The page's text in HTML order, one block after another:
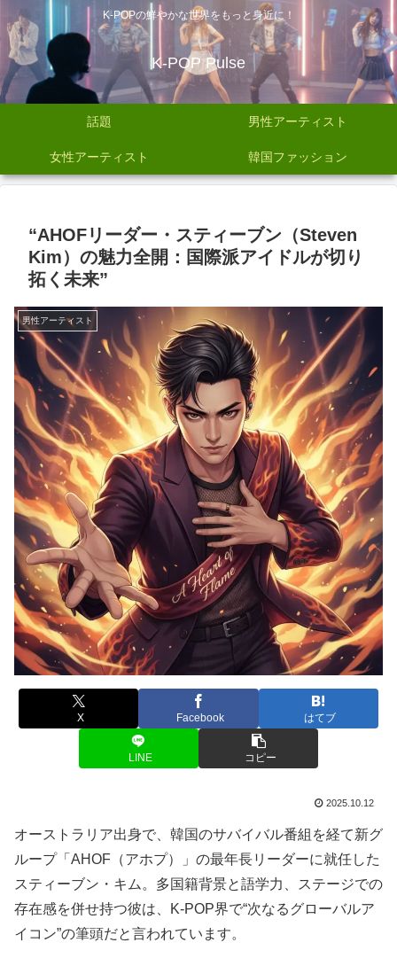
K-POPの鮮やかな世界をもっと身近に！
K-POP Pulse
話題 男性アーティスト
女性アーティスト 韓国ファッション
“AHOFリーダー・スティーブン（Steven
Kim）の魅力全開：国際派アイドルが切り
拓く未来”
男性アーティスト
X Facebook はてブ
LINE コピー
2025.10.12
オーストラリア出身で、韓国のサバイバル番組を経て新グ
ループ「AHOF（アホプ）」の最年長リーダーに就任した
スティーブン・キム。多国籍背景と語学力、ステージでの
存在感を併せ持つ彼は、K-POP界で“次なるグローバルア
イコン”の筆頭だと言われています。